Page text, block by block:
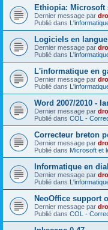
Ethiopia: Microsoft
Dernier message par
Publié dans
Logiciels en
Dernier message par
Publié dans
L'informatique en
Dernier message par
Publié dans
Word 2007/2010 -
Dernier message par
Publié dans COL -
Correcteur breton
Dernier message par
Publié dans Microsoft et
Informatique en
Dernier message par
Publié dans
NeoOffice support
Dernier message par
Publié dans COL -